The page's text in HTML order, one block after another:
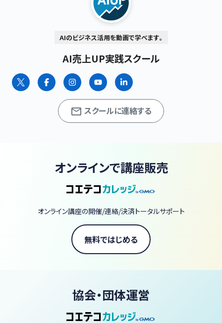
AIのビジネス活用を動画で学べます。
AI売上UP実践スクール
スクールに連絡する
オンラインで講座販売
オンライン講座の開催/連絡/決済トータルサポート
無料ではじめる
協会・団体運営